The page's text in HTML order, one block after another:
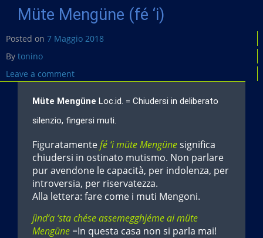
Müte Mengüne (fé ‘i)
Posted on 7 Maggio 2018
By tonino
Leave a comment
Müte Mengüne Loc.id. = Chiudersi in deliberato
silenzio, fingersi muti.
Figuratamentefé ‘i müte Mengünesignifica
chiudersi in ostinato mutismo. Non parlare
pur avendone le capacità, per indolenza, per
introversia, per riservatezza.
Alla lettera: fare come i muti Mengoni.
jìnd’a ‘sta chése assemegghjéme ai müte
Mengüne =In questa casa non si parla mai!